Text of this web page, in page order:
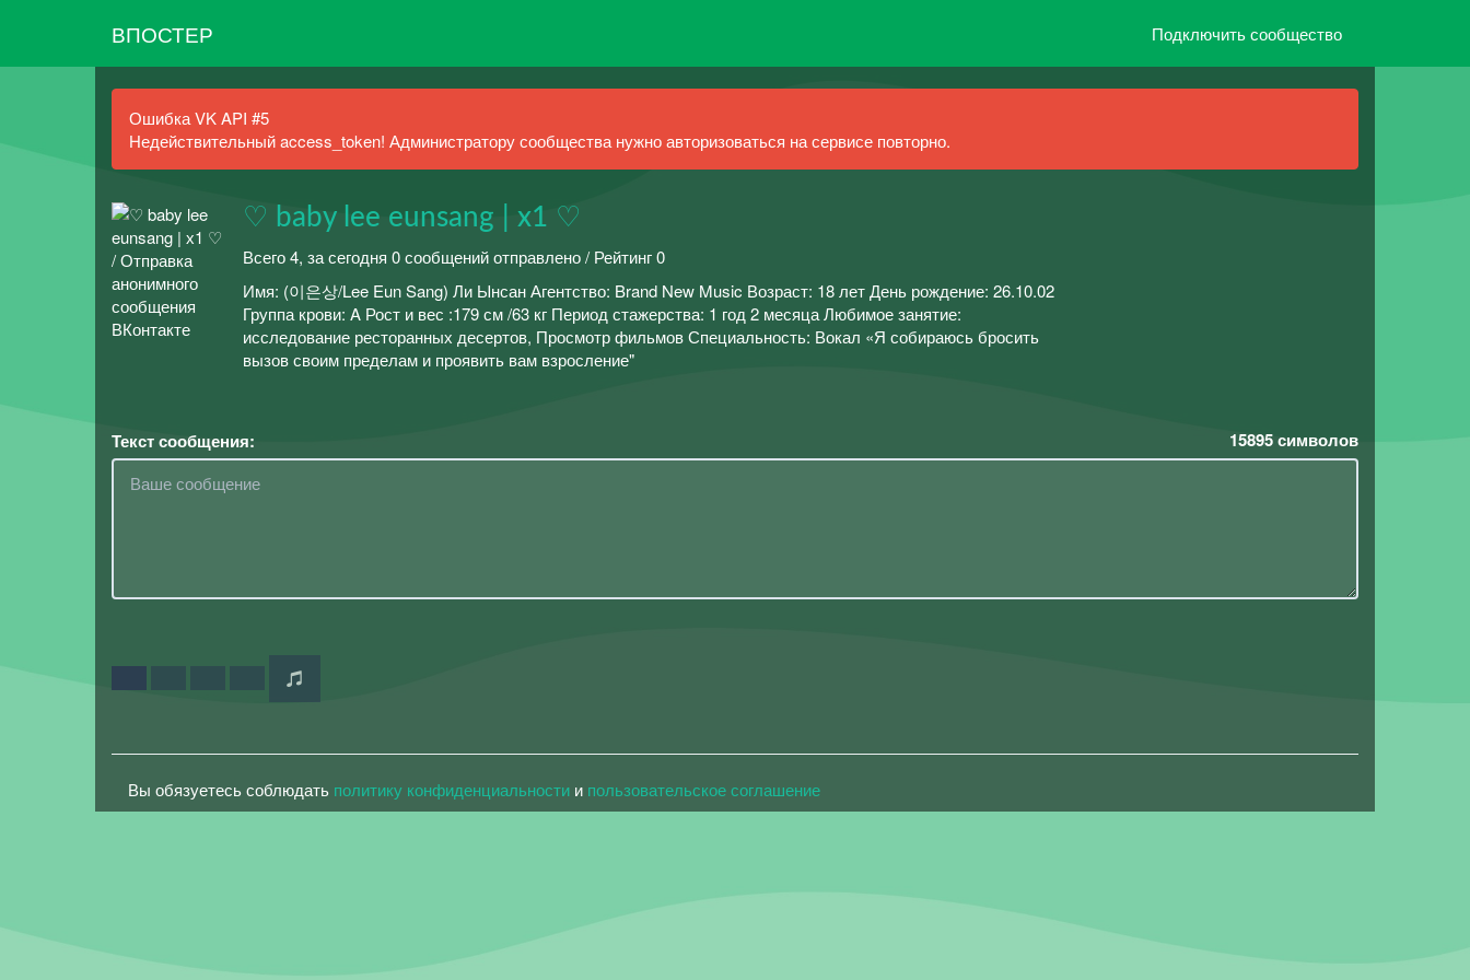
ВПОСТЕР Подключить сообщество
Ошибка VK API #5
Недействительный access_token! Администратору сообщества нужно авторизоваться на сервисе повторно.
♡ baby lee eunsang | х1 ♡
Всего 4, за сегодня 0 сообщений отправлено / Рейтинг 0
Имя: (이은상/Lee Eun Sang) Ли Ынсан Агентство: Brand New Music Возраст: 18 лет День рождение: 26.10.02
Группа крови: A Рост и вес :179 см /63 кг Период стажерства: 1 год 2 месяца Любимое занятие:
исследование ресторанных десертов, Просмотр фильмов Специальность: Вокал «Я собираюсь бросить
вызов своим пределам и проявить вам взросление"
Текст сообщения: 15895символов
Вы обязуетесь соблюдать политику конфиденциальности и пользовательское соглашение